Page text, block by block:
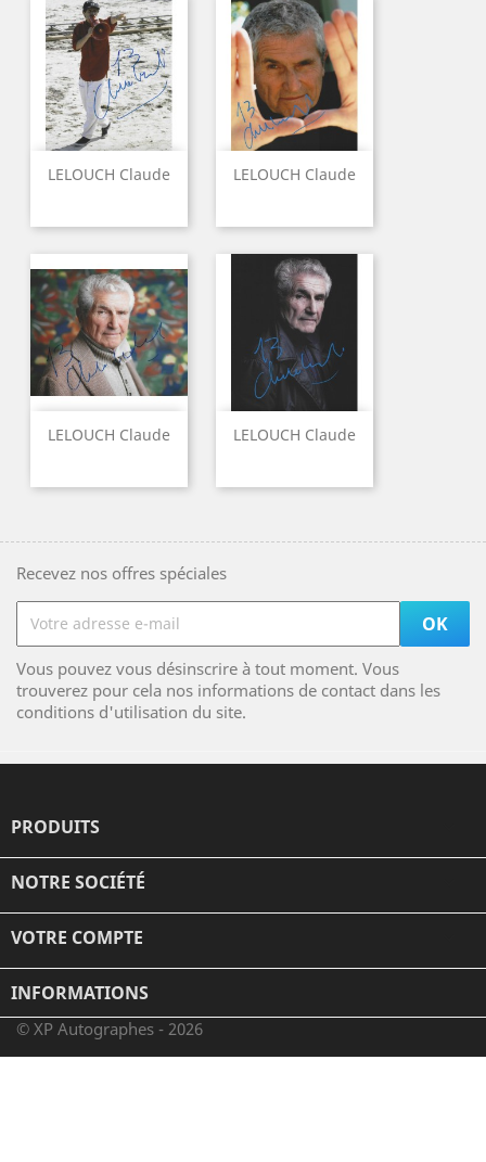
LELOUCH Claude LELOUCH Claude
LELOUCH Claude LELOUCH Claude
Recevez nos offres spéciales
Vous pouvez vous désinscrire à tout moment. Vous
trouverez pour cela nos informations de contact dans les
conditions d'utilisation du site.
PRODUITS
NOTRE SOCIÉTÉ
VOTRE COMPTE
INFORMATIONS
© XP Autographes - 2026